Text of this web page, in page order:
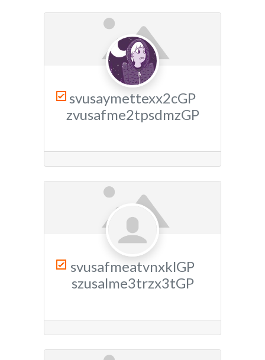
svusaymettexx2cGP
zvusafme2tpsdmzGP
svusafmeatvnxklGP
szusalme3trzx3tGP